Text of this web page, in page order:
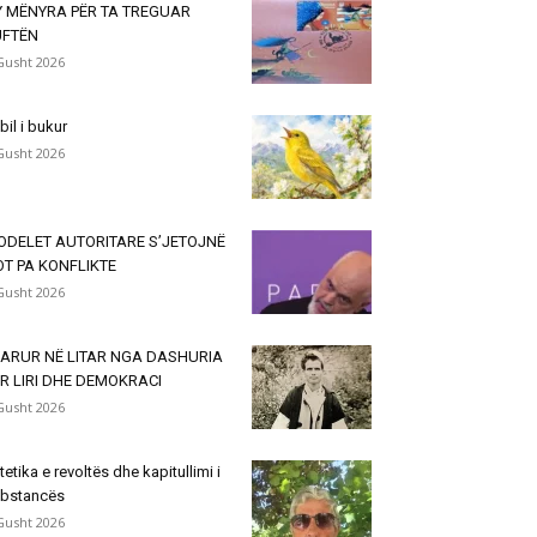
MËNYRA PËR TA TREGUAR
2026
i bukur
2026
AUTORITARE S’JETOJNË
PA KONFLIKTE
2026
NË LITAR NGA DASHURIA
LIRI DHE DEMOKRACI
2026
e revoltës dhe kapitullimi i
2026